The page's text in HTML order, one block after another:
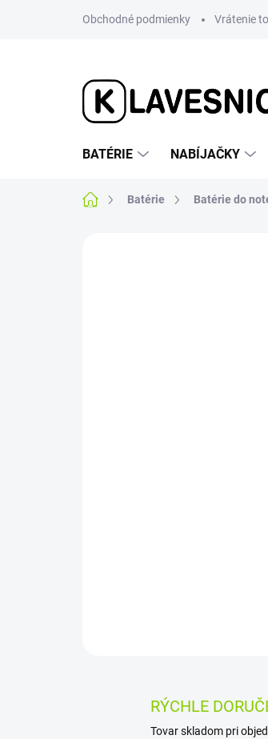
Obchodné podmienky Vrátenie
BATÉRIE NABÍJAČKY
DomovBatérie Batérie do
RÝCHLE
Tovar skladom pri